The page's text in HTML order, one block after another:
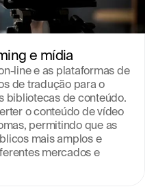
e mídia
line e as plataformas de
de tradução para o
bibliotecas de conteúdo.
o conteúdo de vídeo
permitindo que as
mais amplos e
mercados e